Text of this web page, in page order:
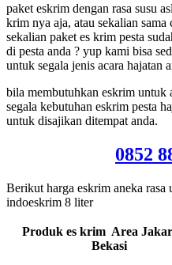
paket eskrim dengan rasa susu
krim nya aja, atau sekalian sama
sekalian paket es krim pesta
di pesta anda ? yup kami bisa
untuk segala jenis acara hajatan
bila membutuhkan eskrim untuk
segala kebutuhan eskrim pesta
untuk disajikan ditempat anda.
0852
Berikut harga eskrim aneka rasa
indoeskrim 8 liter
Produk es krim Area
Bekasi